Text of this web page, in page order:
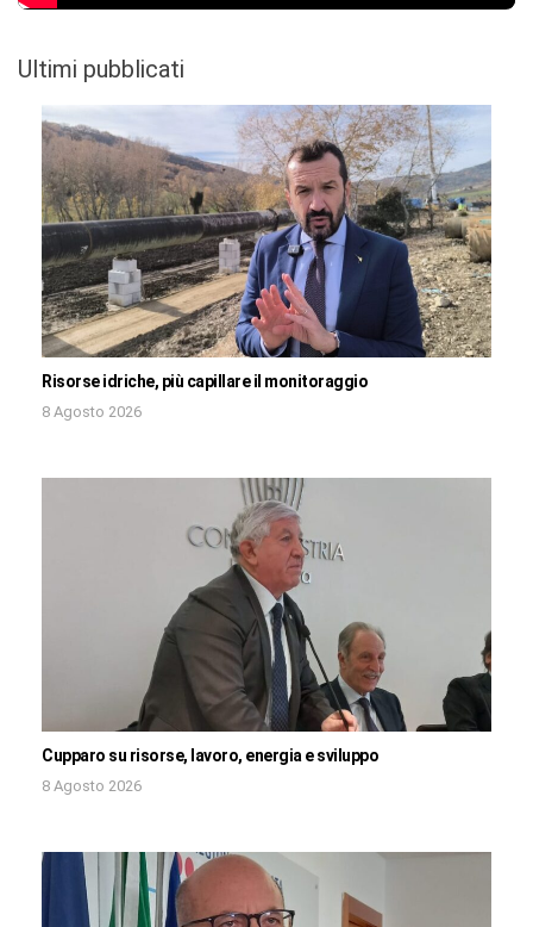
Ultimi pubblicati
Risorse idriche, più capillare il monitoraggio
8 Agosto 2026
Cupparo su risorse, lavoro, energia e sviluppo
8 Agosto 2026